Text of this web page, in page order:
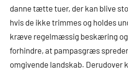
danne tætte tuer, der kan blive
hvis de ikke trimmes og holdes
kræve regelmæssig beskæring
forhindre, at pampasgræs
omgivende landskab. Derudover